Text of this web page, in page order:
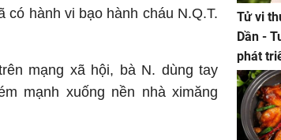
hành vi bạo hành cháu N.Q.T.
mạng xã hội, bà N. dùng tay
mạnh xuống nền nhà ximăng
Tử vi
Dần -
phát
ảm